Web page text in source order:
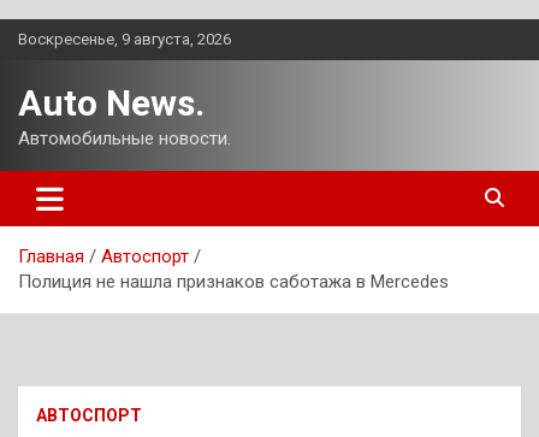
Перейти
Воскресенье, 9 августа, 2026
Auto News.
Автомобильные новости.
Главная
Автоспорт
Полиция не нашла признаков саботажа в Mercedes
АВТОСПОРТ